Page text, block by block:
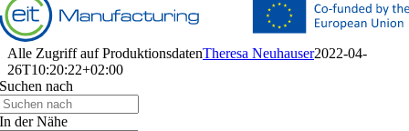
Alle Zugriff auf ProduktionsdatenTheresa Neuhauser2022-04-
26T10:20:22+02:00
Suchen nach
In der Nähe